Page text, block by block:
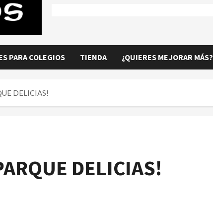
PARA COLEGIOS TIENDA ¿QUIERES MEJORAR MÁS?
DELICIAS!
DELICIAS!